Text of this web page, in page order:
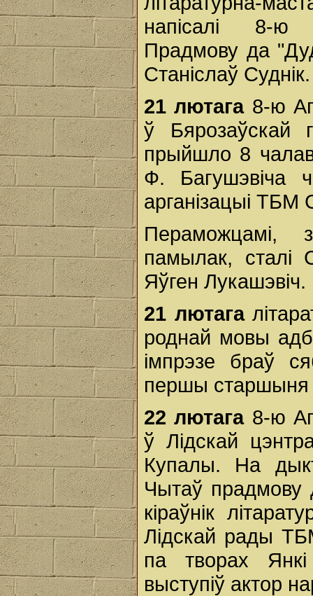
напісалі 8-ю
Прадмову да
Станіслаў Суднік.
21 лютага 8-ю
ў Бярозаўскай
прыйшло 8
Ф. Багушэвіча
арганізацыі ТБМ
Пераможцамі,
памылак, сталі
Яўген Лукашэвіч.
21 лютага
роднай мовы
імпрэзе браў
першы старшыня
22 лютага 8-ю
ў Лідскай
Купалы. На
Чытаў прадмову
кіраўнік
Лідскай рады
па творах
выступіў актор